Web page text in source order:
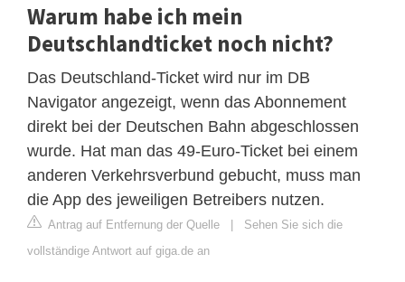
Warum habe ich mein
Deutschlandticket noch nicht?
Das Deutschland-Ticket wird nur im DB
Navigator angezeigt, wenn das Abonnement
direkt bei der Deutschen Bahn abgeschlossen
wurde. Hat man das 49-Euro-Ticket bei einem
anderen Verkehrsverbund gebucht, muss man
die App des jeweiligen Betreibers nutzen.
Antrag auf Entfernung der Quelle | Sehen Sie sich die
vollständige Antwort auf giga.de an